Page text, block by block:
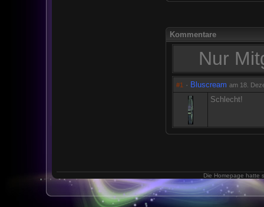
Kommentare
Nur
#1 · Bluscream am 18.
Schlecht!
Die Homepage hatte